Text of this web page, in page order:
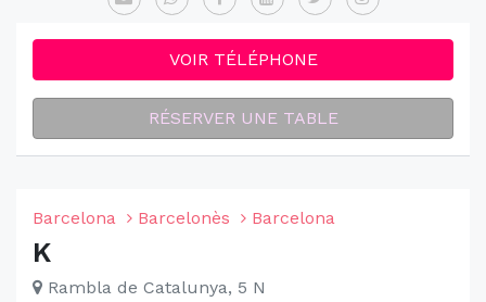
VOIR TÉLÉPHONE
RÉSERVER UNE TABLE
Barcelona Barcelonès Barcelona
K
Rambla de Catalunya, 5 N